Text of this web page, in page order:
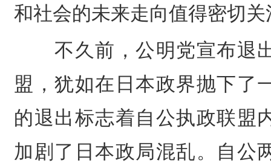
和社会的未来走向值得密切关
不久前， 公明党宣布退
盟，犹如在日本政界抛下了
的退出标志着自公执政联盟
加剧了日本政局混乱。自公